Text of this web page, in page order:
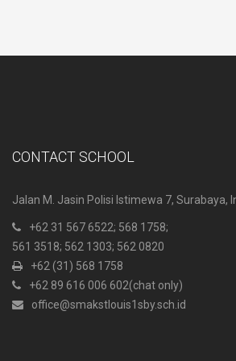
CONTACT SCHOOL
Jalan M. Jasin Polisi Istimewa 7, Surabaya,
+62 31 567 6522; 568 1758;
561 3518; 562 1303; 562 0820
+62 (31) 568 1758
+62 89 616 006 602(chat only)
office@smakstlouis1sby.sch.id